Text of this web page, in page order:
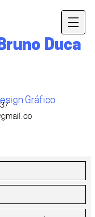
Duca
Gráfico